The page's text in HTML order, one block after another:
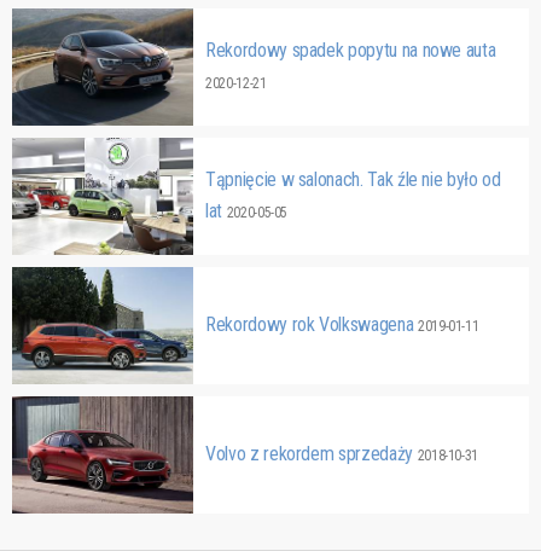
Rekordowy spadek popytu na nowe auta
2020-12-21
Tąpnięcie w salonach. Tak źle nie było od
lat 2020-05-05
Rekordowy rok Volkswagena 2019-01-11
Volvo z rekordem sprzedaży 2018-10-31